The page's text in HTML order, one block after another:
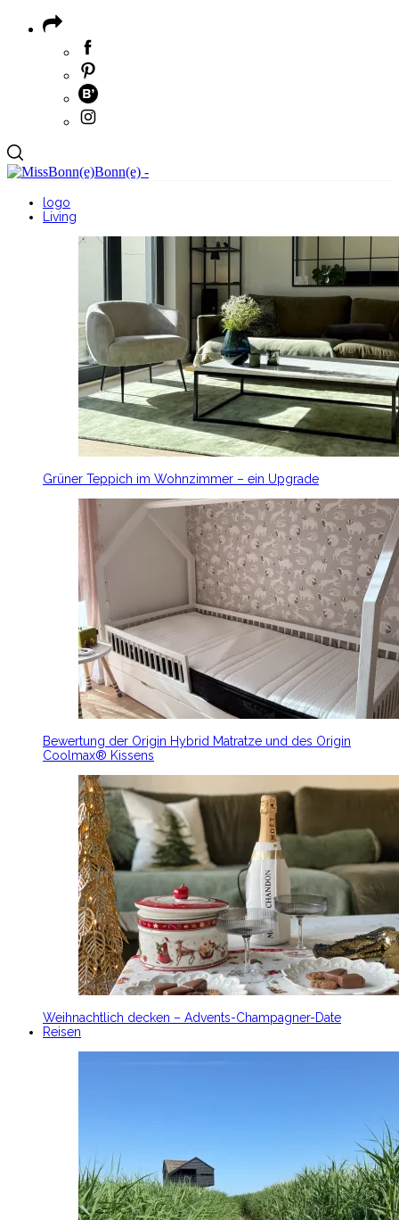
logo
Living
Grüner Teppich im Wohnzimmer – ein Upgrade
Bewertung der Origin Hybrid Matratze und des Origin
Coolmax® Kissens
Weihnachtlich decken – Advents-Champagner-Date
Reisen